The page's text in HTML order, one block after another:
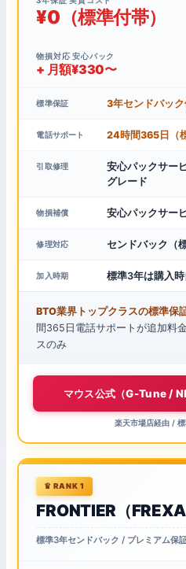
¥0（標準付帯）
物損対応 安心パック
+ 月額¥330〜
標準保証 3年センドバック
電話サポート 24時間365日（
引取修理
安心パックサー
グレード
物損補償 安心パックサー
修理対応 センドバック（
加入時期 標準3年は購入
BTO業界トップクラスの標準保
間365日電話サポートが追加料
スのみ
マウス公式（G-Tune /
楽天市場店経由 /
RANK 1
FRONTIER（
標準3年センドバック / プレミアム保